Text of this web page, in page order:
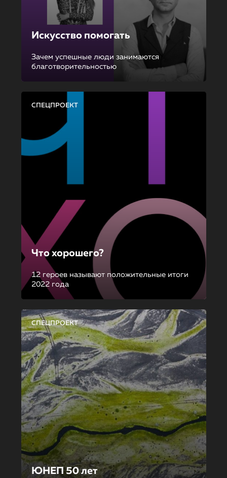
Искусство помогать
Зачем успешные люди занимаются
благотворительностью
СПЕЦПРОЕКТ
Что хорошего?
12 героев называют положительные итоги
2022 года
СПЕЦПРОЕКТ
ЮНЕП 50 лет